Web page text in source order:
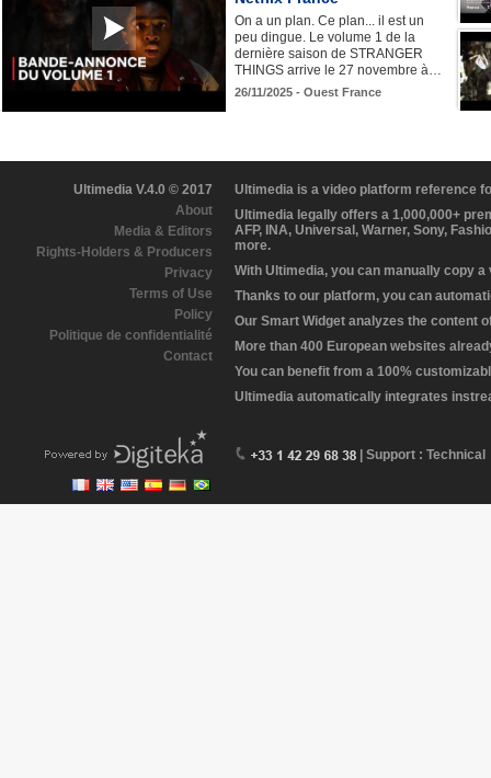
On a un plan. Ce plan... il est un
peu dingue. Le volume 1 de la
dernière saison de STRANGER
THINGS arrive le 27 novembre à…
26/11/2025 - Ouest France
Ultimedia V.4.0 © 2017
About
Media & Editors
Rights-Holders & Producers
Privacy
Terms of Use
Policy
Politique de confidentialité
Contact
Ultimedia is a video platform reference
Ultimedia legally offers a 1,000,000+
AFP, INA, Universal, Warner, Sony,
more.
With Ultimedia, you can manually copy
Thanks to our platform, you can
Our Smart Widget analyzes the content
More than 400 European websites
You can benefit from a 100%
Ultimedia automatically integrates
| Support : Technical